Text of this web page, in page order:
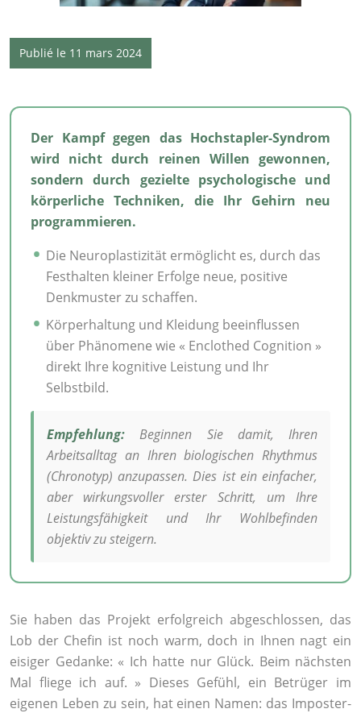
Publié le 11 mars 2024
Der Kampf gegen das Hochstapler-Syndrom
wird nicht durch reinen Willen gewonnen,
sondern durch gezielte psychologische und
körperliche Techniken, die Ihr Gehirn neu
programmieren.
Die Neuroplastizität ermöglicht es, durch das
Festhalten kleiner Erfolge neue, positive
Denkmuster zu schaffen.
Körperhaltung und Kleidung beeinflussen
über Phänomene wie « Enclothed Cognition »
direkt Ihre kognitive Leistung und Ihr
Selbstbild.
Empfehlung: Beginnen Sie damit, Ihren
Arbeitsalltag an Ihren biologischen Rhythmus
(Chronotyp) anzupassen. Dies ist ein einfacher,
aber wirkungsvoller erster Schritt, um Ihre
Leistungsfähigkeit und Ihr Wohlbefinden
objektiv zu steigern.
Sie haben das Projekt erfolgreich abgeschlossen, das
Lob der Chefin ist noch warm, doch in Ihnen nagt ein
eisiger Gedanke: « Ich hatte nur Glück. Beim nächsten
Mal fliege ich auf. » Dieses Gefühl, ein Betrüger im
eigenen Leben zu sein, hat einen Namen: das Imposter-